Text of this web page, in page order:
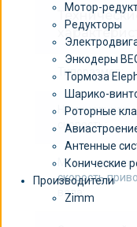
Мотор-
Редукторы
Энкодеры
Тормоза
Шарико-
Роторные
Антенные
Конические
Производители
Zimm
Типоразмер:
Номинальная
скорость:
Максимальная
скорость
вала: